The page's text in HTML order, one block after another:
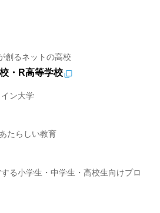
創るネットの高校
・R高等学校
ン大学
たらしい教育
る小学生・中学生・高校生向けプロ